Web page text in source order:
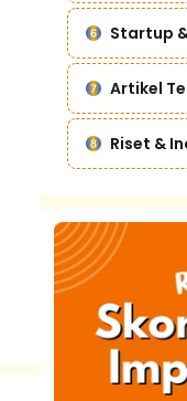
Startup
Artikel
Riset &